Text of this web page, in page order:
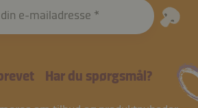
e-mailadresse
Har du spørgsmål?